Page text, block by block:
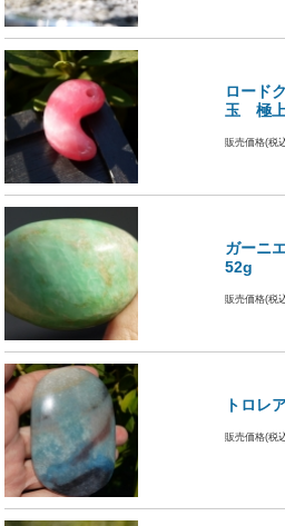
ロード
玉 極
販売価格(税
ガーニ
52g
販売価格(税
トロ
販売価格(税